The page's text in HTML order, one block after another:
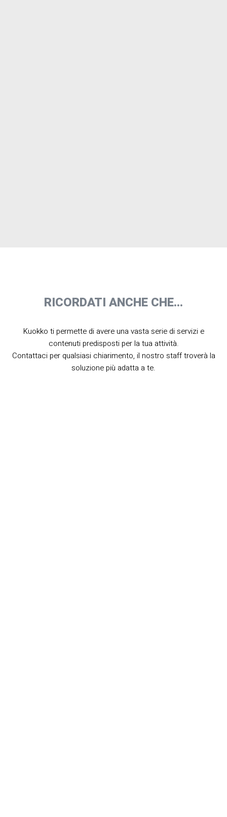
RICORDATI ANCHE CHE...
Kuokko ti permette di avere una vasta serie di servizi e
contenuti predisposti per la tua attività.
Contattaci per qualsiasi chiarimento, il nostro staff troverà la
soluzione più adatta a te.